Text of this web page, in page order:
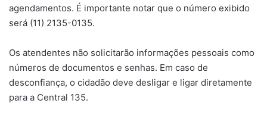
agendamentos. É importante notar que o número exibido
será (11) 2135-0135.
Os atendentes não solicitarão informações pessoais como
números de documentos e senhas. Em caso de
desconfiança, o cidadão deve desligar e ligar diretamente
para a Central 135.